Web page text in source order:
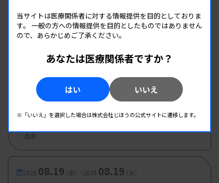
図2 カテゴリーA（典型的な形状）の例
〔日本検査血液学会：破砕赤血球形態標準化案 第1.1版．2025より〕
また、破砕赤血球を否定する特徴も示されており、
特徴を肯定と否定の双方から考えて判定する際の参
考となる（図3）。これまで否定要素として扱われ
ることもあったセントラルパーラーは、第1.1版で
主催 :日本臨床衛生検査技師会
開催場所 : 静岡県
08.16（日）-2026.08.16（日）
第2回 血液検査班研修会
血液
2026. 08.19（水） -2026. 08.19（水）
当サイトは医療関係者に対する情報提供を目的としておりま
す。 一般の方への情報提供を目的としたものではありません
ので、あらかじめご了承ください。
あなたは医療関係者ですか？
はい いいえ
※「いいえ」を選択した場合は株式会社じほうの公式サイトに遷移します。